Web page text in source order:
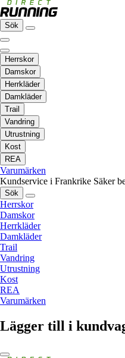
Sök
Herrskor
Damskor
Herrkläder
Damkläder
Trail
Vandring
Utrustning
Kost
REA
Varumärken
Kundservice i Frankrike Säker
Sök
Herrskor
Damskor
Herrkläder
Damkläder
Trail
Vandring
Utrustning
Kost
REA
Varumärken
Lägger till i